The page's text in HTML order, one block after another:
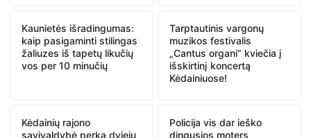
Kaunietės išradingumas:
kaip pasigaminti stilingas
žaliuzes iš tapetų likučių
vos per 10 minučių
Tarptautinis vargonų
muzikos festivalis
„Cantus organi“ kviečia į
išskirtinį koncertą
Kėdainiuose!
Kėdainių rajono
savivaldybė perka dviejų
Policija vis dar ieško
dingusios moters